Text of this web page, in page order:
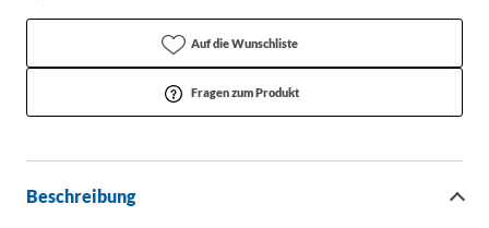
Auf die Wunschliste
Fragen zum Produkt
Beschreibung